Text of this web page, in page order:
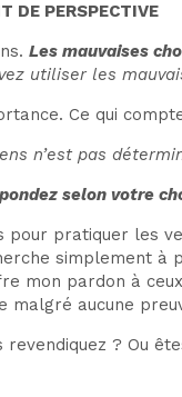
DE PERSPECTIVE
Les mauvaises
utiliser les
Ce qui
n’est pas
selon votre
pratiquer les
simplement à
mon pardon à
malgré aucune
? Ou